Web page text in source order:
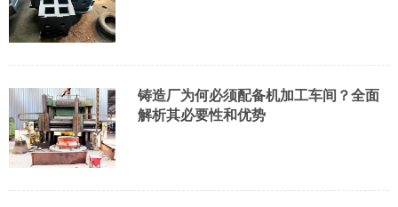
铸造厂为何必须配备机加工车间？全面
解析其必要性和优势